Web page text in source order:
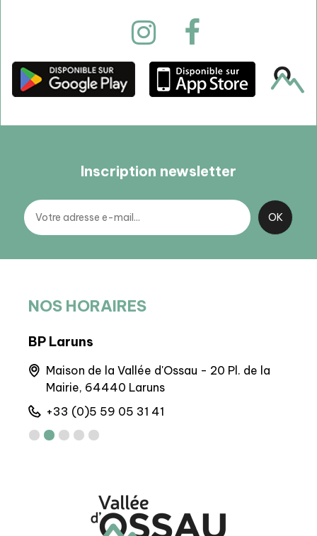
Inscription newsletter
NOS HORAIRES
BP Laruns
Maison de la Vallée d'Ossau - 20 Pl. de la
Mairie, 64440 Laruns
+33 (0)5 59 05 31 41